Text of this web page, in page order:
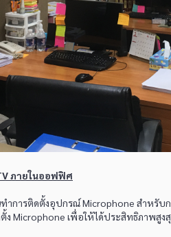
ภายในออฟฟิศ
ารติดตั้งอุปกรณ์ Microphone สำหรับก
Microphone เพื่อให้ได้ประสิทธิภาพสูง